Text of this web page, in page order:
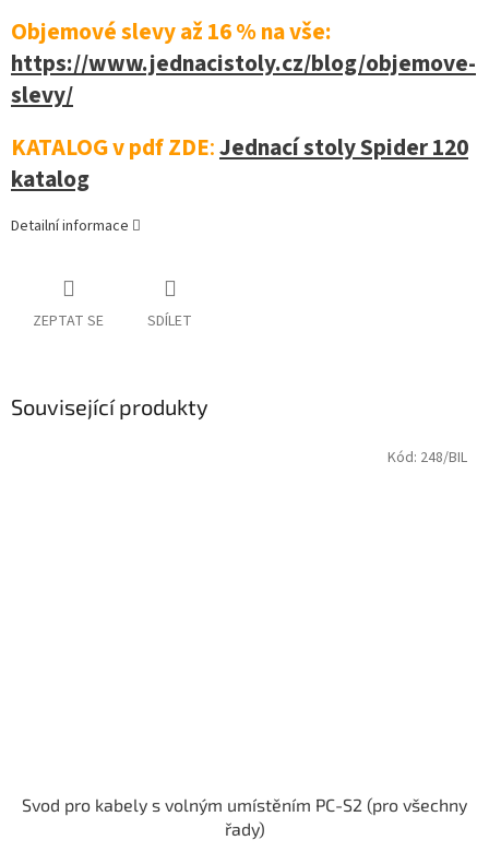
Objemové slevy až 16 %na vše:
https://www.jednacistoly.cz/blog/objemove-
slevy/
KATALOG v pdf ZDE:Jednací stoly Spider 120
katalog
Detailní informace
ZEPTAT SE SDÍLET
Související produkty
Svod pro kabely s volným umístěním PC-S2 (pro všechny
řady)
Kód: 248/BIL